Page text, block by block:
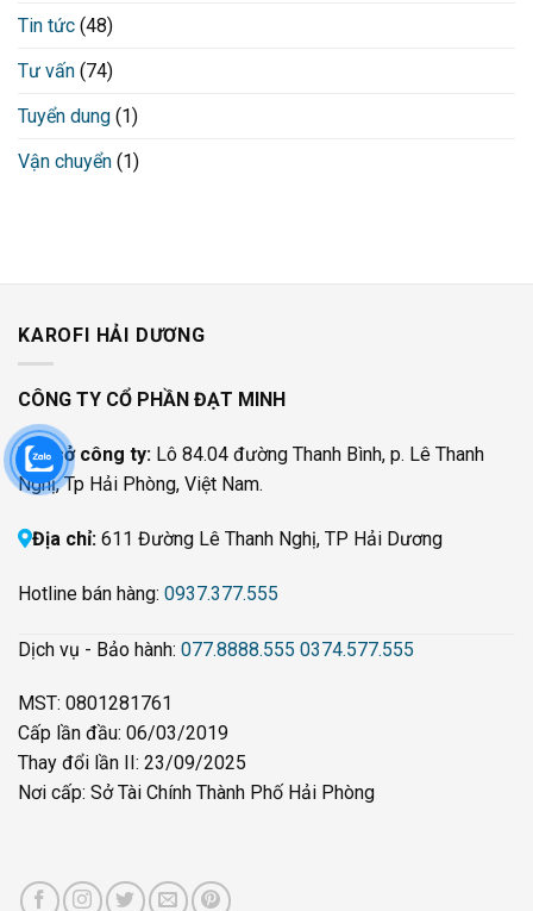
Tin tức (48)
Tư vấn (74)
Tuyển dung (1)
Vận chuyển (1)
KAROFI HẢI DƯƠNG
CÔNG TY CỔ PHẦN ĐẠT MINH
Trụ sở công ty: Lô 84.04 đường Thanh Bình, p. Lê Thanh
Nghị, Tp Hải Phòng, Việt Nam.
Địa chỉ: 611 Đường Lê Thanh Nghị, TP Hải Dương
Hotline bán hàng: 0937.377.555
Dịch vụ - Bảo hành: 077.8888.555 0374.577.555
MST: 0801281761
Cấp lần đầu: 06/03/2019
Thay đổi lần II: 23/09/2025
Nơi cấp: Sở Tài Chính Thành Phố Hải Phòng